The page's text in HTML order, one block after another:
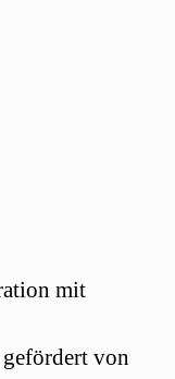
mit
gefördert von